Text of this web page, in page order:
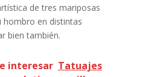
de tres mariposas
hombro en distintas
bien también.
interesar Tatuajes